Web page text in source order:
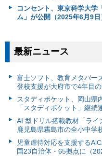
コンセント、東京科学大
ム」が公開（2025年6月9日
最新ニュース
富⼠ソフト、教育メタバー
登校支援が大府市で4年目
スタディポケット、岡山県
「スタディポケット」継続
AI 型ドリル搭載教材「ライ
鹿児島県霧島市の全小中学
児童虐待対応を支援する
国23自治体・65拠点に（